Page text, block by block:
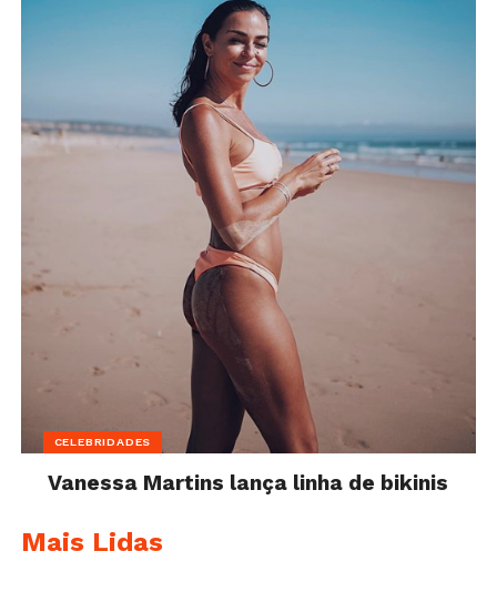
CELEBRIDADES
Vanessa Martins lança linha de bikinis
Mais Lidas